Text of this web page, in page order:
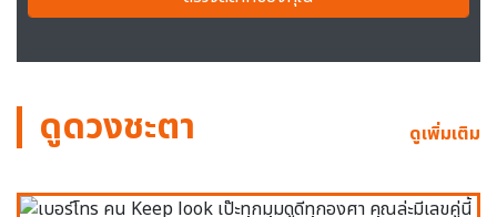
ดูดวงชะตา ดูเพิ่มเติม